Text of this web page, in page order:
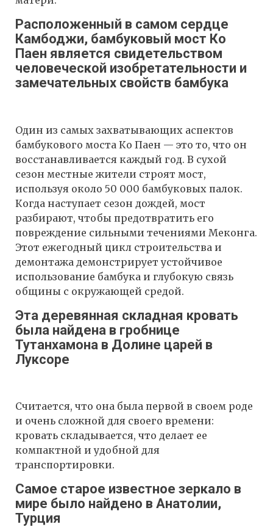
Расположенный в самом сердце
Камбоджи, бамбуковый мост Ко
Паен является свидетельством
человеческой изобретательности и
замечательных свойств бамбука
Один из самых захватывающих аспектов
бамбукового моста Ко Паен — это то, что он
восстанавливается каждый год. В сухой
сезон местные жители строят мост,
используя около 50 000 бамбуковых палок.
Когда наступает сезон дождей, мост
разбирают, чтобы предотвратить его
повреждение сильными течениями Меконга.
Этот ежегодный цикл строительства и
демонтажа демонстрирует устойчивое
использование бамбука и глубокую связь
общины с окружающей средой.
Эта деревянная складная кровать
была найдена в гробнице
Тутанхамона в Долине царей в
Луксоре
Считается, что она была первой в своем роде
и очень сложной для своего времени:
кровать складывается, что делает ее
компактной и удобной для
транспортировки.
Самое старое известное зеркало в
мире было найдено в Анатолии,
Турция